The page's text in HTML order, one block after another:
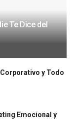
Te Dice del
y Todo
Emocional y